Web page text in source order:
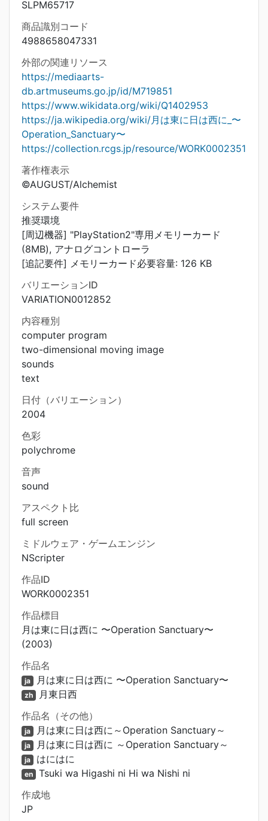
SLPM65717
商品識別コード
4988658047331
外部の関連リソース
https://mediaarts-
db.artmuseums.go.jp/id/M719851
https://www.wikidata.org/wiki/Q1402953
https://ja.wikipedia.org/wiki/月は東に日は西に_〜
Operation_Sanctuary〜
https://collection.rcgs.jp/resource/WORK0002351
著作権表示
©AUGUST/Alchemist
システム要件
推奨環境
[周辺機器] "PlayStation2"専用メモリーカード
(8MB), アナログコントローラ
[追記要件] メモリーカード必要容量: 126 KB
バリエーションID
VARIATION0012852
内容種別
computer program
two-dimensional moving image
sounds
text
日付（バリエーション）
2004
色彩
polychrome
音声
sound
アスペクト比
full screen
ミドルウェア・ゲームエンジン
NScripter
作品ID
WORK0002351
作品標目
月は東に日は西に 〜Operation Sanctuary〜
(2003)
作品名
ja 月は東に日は西に 〜Operation Sanctuary〜
zh 月東日西
作品名（その他）
ja 月は東に日は西に～Operation Sanctuary～
ja 月は東に日は西に ～Operation Sanctuary～
ja はにはに
en Tsuki wa Higashi ni Hi wa Nishi ni
作成地
JP